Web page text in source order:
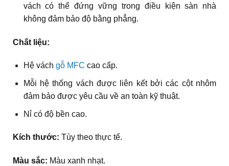
vách có thể đứng vững trong điều kiện sàn nhà
không đảm bảo độ bằng phẳng.
Chất liệu:
Hệ vách gỗ MFC cao cấp.
Mỗi hệ thống vách được liên kết bởi các cột nhôm
đảm bảo được yêu cầu về an toàn kỹ thuật.
Nỉ có độ bền cao.
Kích thước: Tùy theo thực tế.
Màu sắc: Màu xanh nhạt.